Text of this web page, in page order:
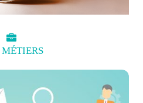
MÉTIERS